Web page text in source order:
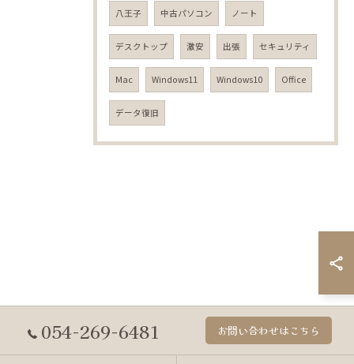
八王子 中古パソコン ノート
デスクトップ 激安 出張 セキュリティ
Mac Windows11 Windows10 Office
データ復旧
054-269-6481 お問い合わせはこちら